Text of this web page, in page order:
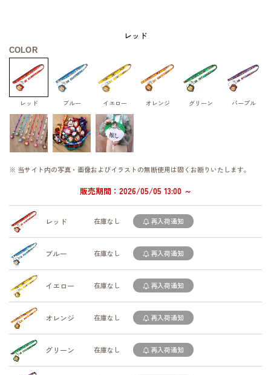
レッド
COLOR
レッド ブルー イエロー オレンジ グリーン パープル
※ 当サイト内の写真・画像およびイラストの無断使用は固くお断りいたします。
販売期間：2026/05/05 13:00 ～
レッド 在庫なし 再入荷通知
ブルー 在庫なし 再入荷通知
イエロー 在庫なし 再入荷通知
オレンジ 在庫なし 再入荷通知
グリーン 在庫なし 再入荷通知